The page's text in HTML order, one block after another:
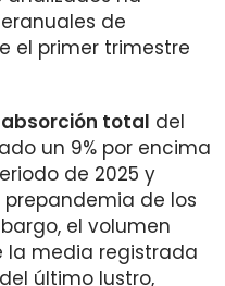
de
el primer trimestre
absorción total del
un 9% por encima
de 2025 y
prepandemia de los
el volumen
la media registrada
último lustro,